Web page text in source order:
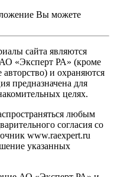
Вы можете
сайта являются
АО «Эксперт РА» (кроме
авторство) и охраняются
предназначена для
целях.
любым
согласия со
www.raexpert.ru
указанных